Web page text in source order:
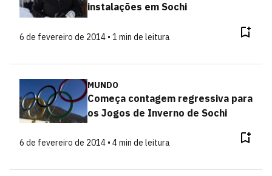
instalações em Sochi
6 de fevereiro de 2014 • 1 min de leitura
MUNDO
Começa contagem regressiva para
os Jogos de Inverno de Sochi
6 de fevereiro de 2014 • 4 min de leitura